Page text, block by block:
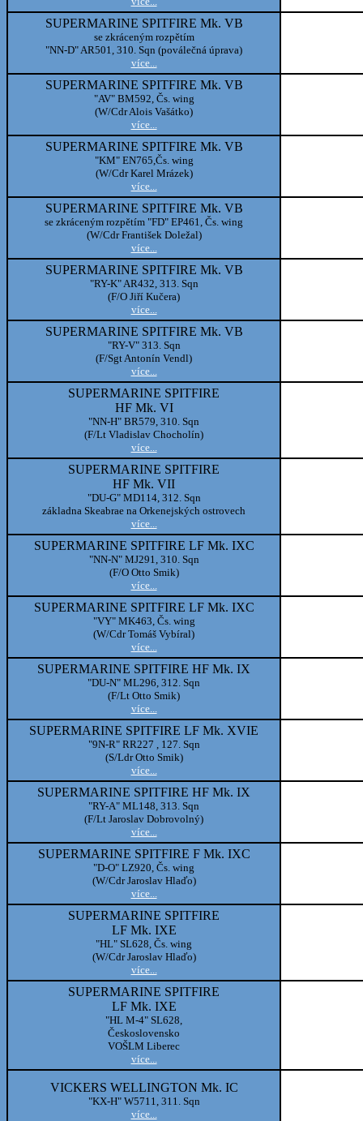
SUPERMARINE SPITFIRE Mk. VB
se zkráceným rozpětím
"NN-D" AR501, 310. Sqn (poválečná úprava)
více...
SUPERMARINE SPITFIRE Mk. VB
"AV" BM592, Čs. wing
(W/Cdr Alois Vašátko)
více...
SUPERMARINE SPITFIRE Mk. VB
"KM" EN765,Čs. wing
(W/Cdr Karel Mrázek)
více...
SUPERMARINE SPITFIRE Mk. VB
se zkráceným rozpětím "FD" EP461, Čs. wing
(W/Cdr František Doležal)
více...
SUPERMARINE SPITFIRE Mk. VB
"RY-K" AR432, 313. Sqn
(F/O Jiří Kučera)
více...
SUPERMARINE SPITFIRE Mk. VB
"RY-V" 313. Sqn
(F/Sgt Antonín Vendl)
více...
SUPERMARINE SPITFIRE
HF Mk. VI
"NN-H" BR579, 310. Sqn
(F/Lt Vladislav Chocholín)
více...
SUPERMARINE SPITFIRE
HF Mk. VII
"DU-G" MD114, 312. Sqn
základna Skeabrae na Orkenejských ostrovech
více...
SUPERMARINE SPITFIRE LF Mk. IXC
"NN-N" MJ291, 310. Sqn
(F/O Otto Smik)
více...
SUPERMARINE SPITFIRE LF Mk. IXC
"VY" MK463, Čs. wing
(W/Cdr Tomáš Vybíral)
více...
SUPERMARINE SPITFIRE HF Mk. IX
"DU-N" ML296, 312. Sqn
(F/Lt Otto Smik)
více...
SUPERMARINE SPITFIRE LF Mk. XVIE
"9N-R" RR227 , 127. Sqn
(S/Ldr Otto Smik)
více...
SUPERMARINE SPITFIRE HF Mk. IX
"RY-A" ML148, 313. Sqn
(F/Lt Jaroslav Dobrovolný)
více...
SUPERMARINE SPITFIRE F Mk. IXC
"D-O" LZ920, Čs. wing
(W/Cdr Jaroslav Hlaďo)
více...
SUPERMARINE SPITFIRE
LF Mk. IXE
"HL" SL628, Čs. wing
(W/Cdr Jaroslav Hlaďo)
více...
SUPERMARINE SPITFIRE
LF Mk. IXE
"HL M-4" SL628,
Československo
VOŠLM Liberec
více...
VICKERS WELLINGTON Mk. IC
"KX-H" W5711, 311. Sqn
více...